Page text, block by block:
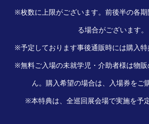
※枚数に上限がございます。前後半の各
る場合がございます。
※予定しております事後通販時には購入特
※無料ご入場の未就学児・介助者様は物
ん。購入希望の場合は、入場券をご
※本特典は、全巡回展会場で実施を予